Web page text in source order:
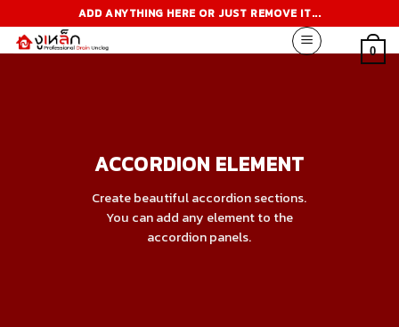
to
content
ADD ANYTHING HERE OR JUST REMOVE IT...
0
ACCORDION ELEMENT
Create beautiful accordion sections.
You can add any element to the
accordion panels.